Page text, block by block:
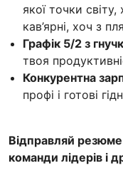
якої точки
кав’ярні, хоч з
Графік 5/2 з
твоя
Конкурентна
профі і готові
Відправляй
команди лідерів і